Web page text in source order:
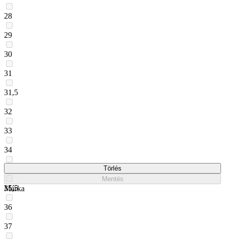
28
29
30
31
31,5
32
33
34
35,5
36
37
Törlés
Mentés
Márka